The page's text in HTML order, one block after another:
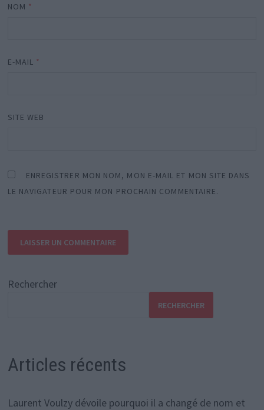
NOM *
E-MAIL *
SITE WEB
ENREGISTRER MON NOM, MON E-MAIL ET MON SITE DANS
LE NAVIGATEUR POUR MON PROCHAIN COMMENTAIRE.
Rechercher
RECHERCHER
Articles récents
Laurent Voulzy dévoile pourquoi il a changé de nom et